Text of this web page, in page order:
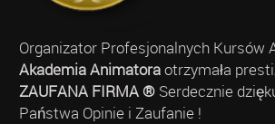
Organizator Profesjonalnych Kursów
Akademia Animatoraotrzymała
ZAUFANA FIRMA ®Serdecznie
Państwa Opinie i Zaufanie !